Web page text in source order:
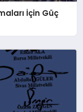
İçin Güç